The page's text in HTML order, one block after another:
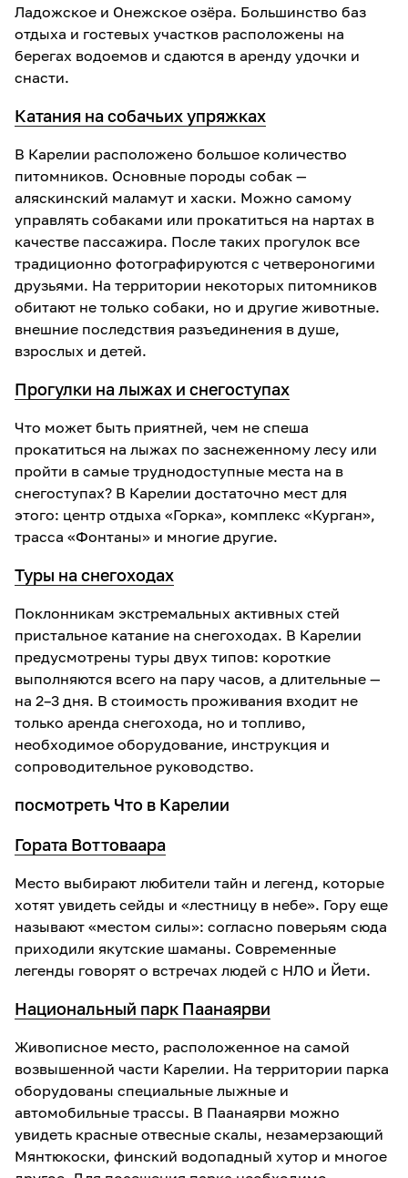
Ладожское и Онежское озёра. Большинство баз
отдыха и гостевых участков расположены на
берегах водоемов и сдаются в аренду удочки и
снасти.
Катания на собачьих упряжках
В Карелии расположено большое количество
питомников. Основные породы собак —
аляскинский маламут и хаски. Можно самому
управлять собаками или прокатиться на нартах в
качестве пассажира. После таких прогулок все
традиционно фотографируются с четвероногими
друзьями. На территории некоторых питомников
обитают не только собаки, но и другие животные.
внешние последствия разъединения в душе,
взрослых и детей.
Прогулки на лыжах и снегоступах
Что может быть приятней, чем не спеша
прокатиться на лыжах по заснеженному лесу или
пройти в самые труднодоступные места на в
снегоступах? В Карелии достаточно мест для
этого: центр отдыха «Горка», комплекс «Курган»,
трасса «Фонтаны» и многие другие.
Туры на снегоходах
Поклонникам экстремальных активных стей
пристальное катание на снегоходах. В Карелии
предусмотрены туры двух типов: короткие
выполняются всего на пару часов, а длительные —
на 2–3 дня. В стоимость проживания входит не
только аренда снегохода, но и топливо,
необходимое оборудование, инструкция и
сопроводительное руководство.
посмотреть Что в Карелии
Гората Воттоваара
Место выбирают любители тайн и легенд, которые
хотят увидеть сейды и «лестницу в небе». Гору еще
называют «местом силы»: согласно поверьям сюда
приходили якутские шаманы. Современные
легенды говорят о встречах людей с НЛО и Йети.
Национальный парк Паанаярви
Живописное место, расположенное на самой
возвышенной части Карелии. На территории парка
оборудованы специальные лыжные и
автомобильные трассы. В Паанаярви можно
увидеть красные отвесные скалы, незамерзающий
Мянтюкоски, финский водопадный хутор и многое